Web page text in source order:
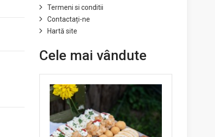
Termeni si conditii
Contactați-ne
Hartă site
Cele mai vândute